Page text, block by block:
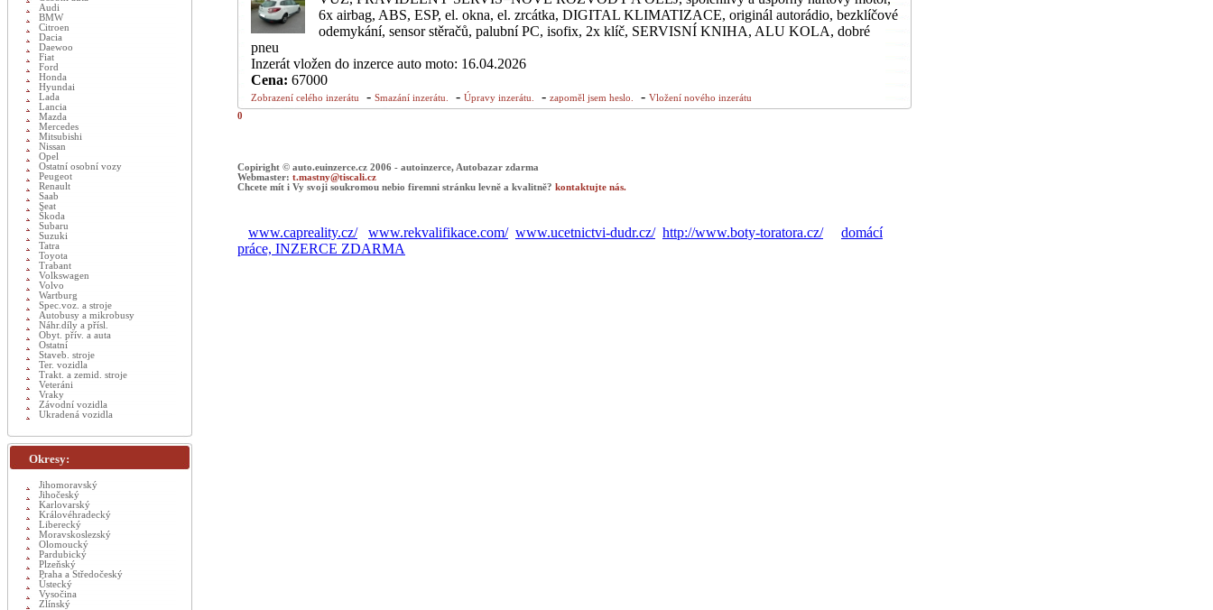
6x airbag, ABS, ESP, el. okna, el. zrcátka, DIGITAL KLIMATIZACE, originál autorádio, bezklíčové
odemykání, sensor stěračů, palubní PC, isofix, 2x klíč, SERVISNÍ KNIHA, ALU KOLA, dobré
pneu
Inzerát vložen do inzerce auto moto: 16.04.2026
Cena: 67000
Zobrazení celého inzerátu - Smazání inzerátu. - Úpravy inzerátu. - zapoměl jsem heslo. - Vložení nového inzerátu
0
Copiright © auto.euinzerce.cz 2006 - autoinzerce, Autobazar zdarma
Webmaster: t.mastny@tiscali.cz
Chcete mít i Vy svoji soukromou nebio firemni stránku levně a kvalitně? kontaktujte nás.
www.capreality.cz/ www.rekvalifikace.com/ www.ucetnictvi-dudr.cz/ http://www.boty-toratora.cz/
domácí
práce, INZERCE ZDARMA
Audi
BMW
Citroen
Dacia
Daewoo
Fiat
Ford
Honda
Hyundai
Lada
Lancia
Mazda
Mercedes
Mitsubishi
Nissan
Opel
Ostatní osobní vozy
Peugeot
Renault
Saab
Seat
Škoda
Subaru
Suzuki
Tatra
Toyota
Trabant
Volkswagen
Volvo
Wartburg
Spec.voz. a stroje
Autobusy a mikrobusy
Náhr.díly a přísl.
Obyt. přív. a auta
Ostatní
Staveb. stroje
Ter. vozidla
Trakt. a zemid. stroje
Veteráni
Vraky
Závodní vozidla
Ukradená vozidla
Okresy:
Jihomoravský
Jihočeský
Karlovarský
Královéhradecký
Liberecký
Moravskoslezský
Olomoucký
Pardubický
Plzeňský
Praha a Středočeský
Ústecký
Vysočina
Zlínský